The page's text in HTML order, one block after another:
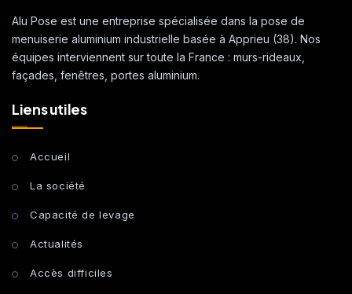
Alu Pose est une entreprise spécialisée dans la pose de
menuiserie aluminium industrielle basée à Apprieu (38). Nos
équipes interviennent sur toute la France : murs-rideaux,
façades, fenêtres, portes aluminium.
Liens utiles
Accueil
La société
Capacité de levage
Actualités
Accès difficiles